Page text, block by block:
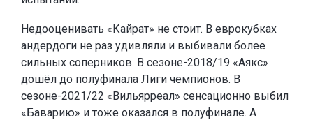
Недооценивать «Кайрат» не стоит. В еврокубках
андердоги не раз удивляли и выбивали более
сильных соперников. В сезоне-2018/19 «Аякс»
дошёл до полуфинала Лиги чемпионов. В
сезоне-2021/22 «Вильярреал» сенсационно выбил
«Баварию» и тоже оказался в полуфинале. А